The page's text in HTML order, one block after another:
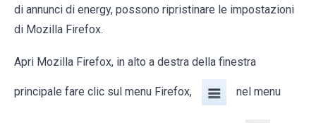
di annunci di energy, possono ripristinare le impostazioni
di Mozilla Firefox.
Apri Mozilla Firefox, in alto a destra della finestra
principale fare clic sul menu Firefox, nel menu